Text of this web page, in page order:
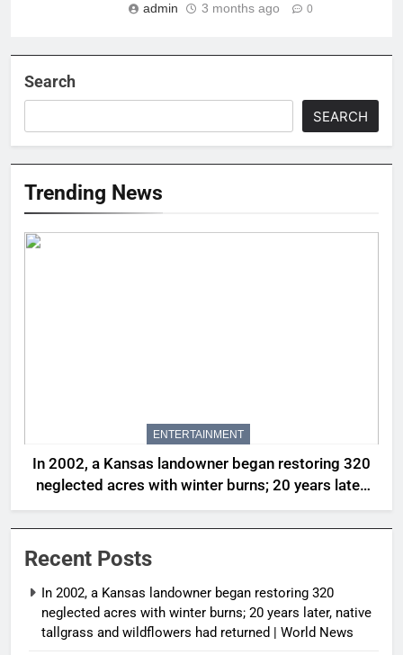
admin 3 months ago 0
Search
SEARCH
Trending News
ENTERTAINMENT
In 2002, a Kansas landowner began restoring 320
neglected acres with winter burns; 20 years later,
native tallgrass and wildflowers had returned |
World News
Recent Posts
In 2002, a Kansas landowner began restoring 320
neglected acres with winter burns; 20 years later, native
tallgrass and wildflowers had returned | World News